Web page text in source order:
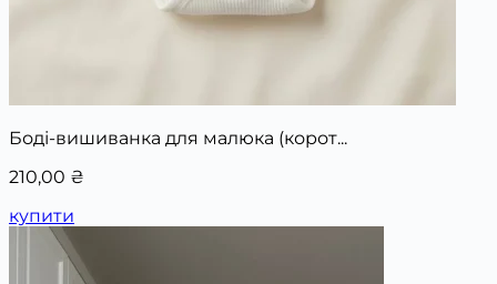
Боді-вишиванка для малюка (корот...
210,00 ₴
купити